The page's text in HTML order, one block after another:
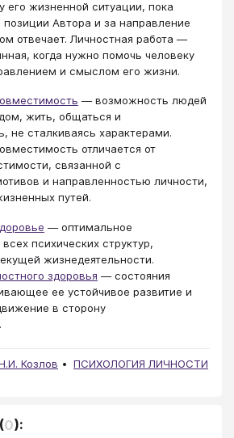
его жизненной ситуации, пока
позиции Автора и за направление
отвечает. Личностная работа —
когда нужно помочь человеку
и смыслом его жизни.
— возможность людей
жить, общаться и
не сталкиваясь характерами.
отличается от
связанной с
и направленностью личности,
путей.
— оптимальное
психических структур,
жизнедеятельности.
здоровья — состояния
ее устойчивое развитие и
в сторону
Козлов ПСИХОЛОГИЯ ЛИЧНОСТИ
(0):